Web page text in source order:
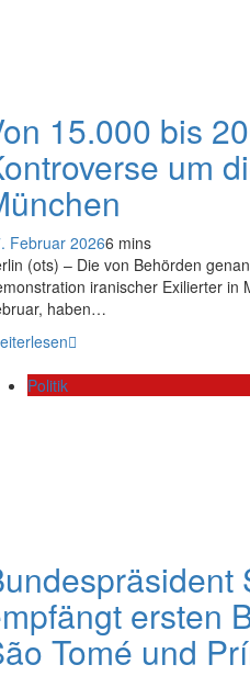
15.000 bis
um
Februar 20266 mins
(ots) – Die von Behörden
iranischer Exilierter in
haben…
Politik
ersten
Tomé und